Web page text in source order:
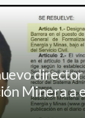
Minera a